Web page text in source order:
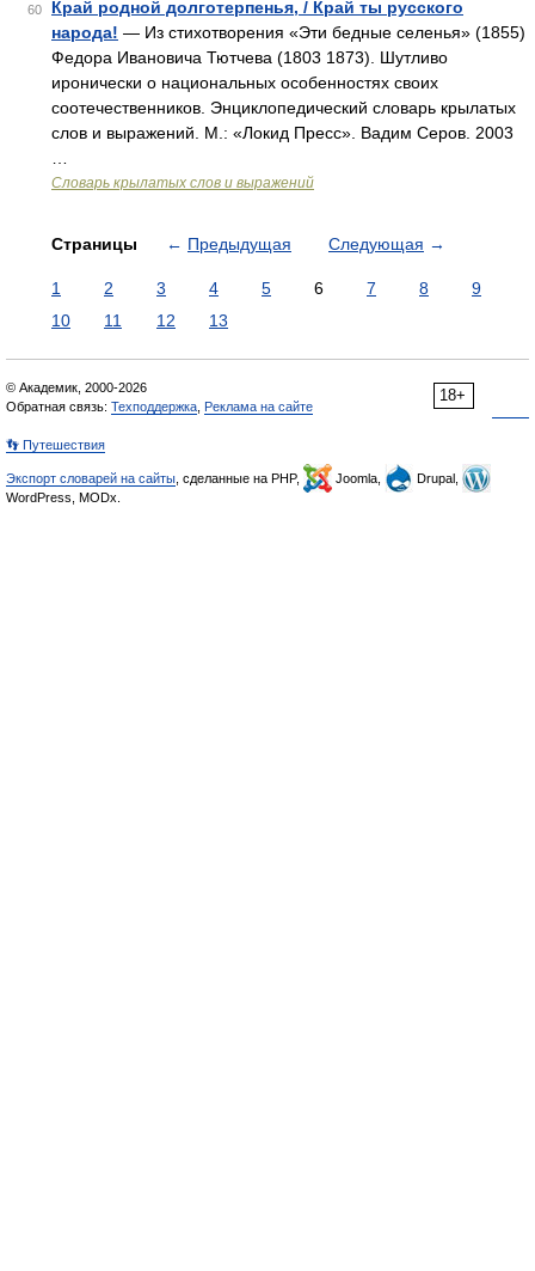
60
Край родной долготерпенья, / Край ты русского
народа! — Из стихотворения «Эти бедные селенья» (1855)
Федора Ивановича Тютчева (1803 1873). Шутливо
иронически о национальных особенностях своих
соотечественников. Энциклопедический словарь крылатых
слов и выражений. М.: «Локид Пресс». Вадим Серов. 2003
Словарь крылатых слов и выражений
Страницы ← Предыдущая Следующая →
1 2 3 4 5 6 7 8
9
10
11 12 13
18+
© Академик, 2000-2026
Обратная связь: Техподдержка Реклама на сайте
👣 Путешествия
Экспорт словарей на сайты , сделанные на PHP, Joomla,
Drupal,
WordPress, MODx.